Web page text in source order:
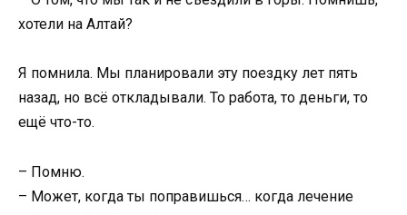
хотели на Алтай?
Я помнила. Мы планировали эту поездку лет пять
назад, но всё откладывали. То работа, то деньги, то
ещё что-то.
– Помню.
– Может, когда ты поправишься… когда лечение